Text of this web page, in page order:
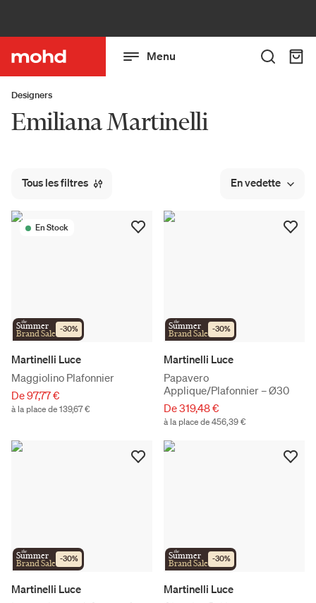
Menu
Designers
Emiliana Martinelli
Tous les filtres En vedette
En Stock
the
Summer
Brand Sale -30%
Martinelli Luce
Maggiolino Plafonnier
De 97,77 €
à la place de 139,67 €
the
Summer
Brand Sale -30%
Martinelli Luce
Papavero
Applique/Plafonnier – Ø30
De 319,48 €
à la place de 456,39 €
the
Summer
Brand Sale -30%
Martinelli Luce
the
Summer
Brand Sale -30%
Martinelli Luce